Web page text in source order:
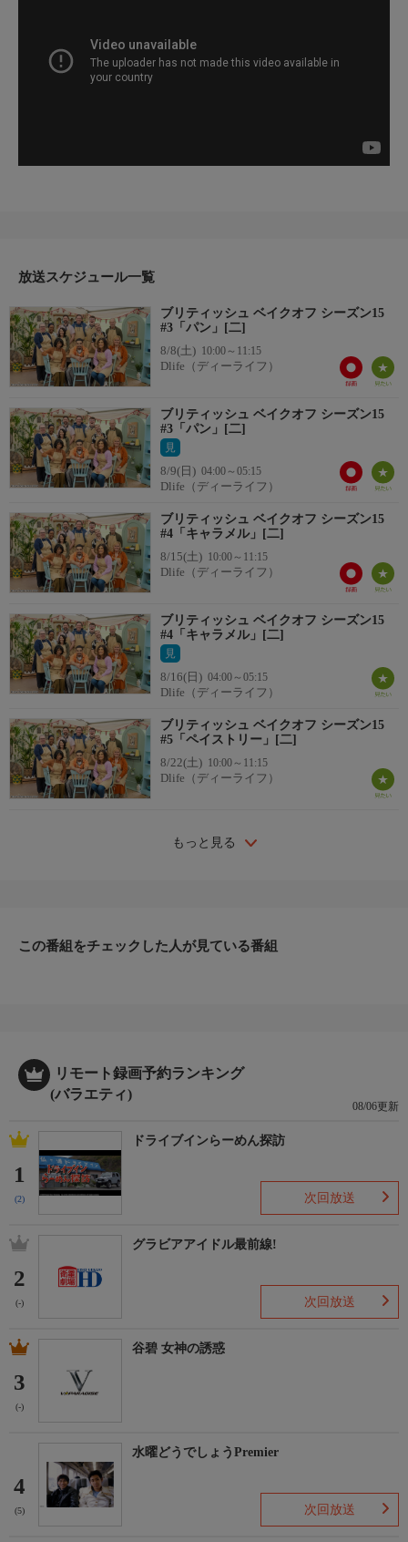
術が問われる「総菜パン」。テクニカルでは、ポールが披露する
「７本編みのリースパン」の再現に挑む。マスターピースの課題
放送スケジュール一覧
ブリティッシュ ベイクオフ シーズン15
#3「パン」[二]
8/8(土) 10:00～11:15
Dlife（ディーライフ）
ブリティッシュ ベイクオフ シーズン15
#3「パン」[二]
見
8/9(日) 04:00～05:15
Dlife（ディーライフ）
ブリティッシュ ベイクオフ シーズン15
#4「キャラメル」[二]
8/15(土) 10:00～11:15
Dlife（ディーライフ）
ブリティッシュ ベイクオフ シーズン15
#4「キャラメル」[二]
見
8/16(日) 04:00～05:15
Dlife（ディーライフ）
ブリティッシュ ベイクオフ シーズン15
#5「ペイストリー」[二]
8/22(土) 10:00～11:15
Dlife（ディーライフ）
もっと見る
この番組をチェックした人が見ている番組
リモート録画予約ランキング
(バラエティ)
08/06更新
1
(2)
ドライブインらーめん探訪
次回放送
2
(-)
グラビアアイドル最前線!
次回放送
3
(-)
谷碧 女神の誘惑
4
(5)
水曜どうでしょうPremier
次回放送